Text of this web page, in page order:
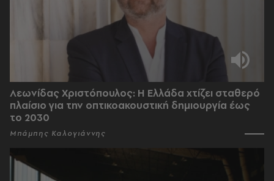
Λεωνίδας Χριστόπουλος: Η Ελλάδα χτίζει σταθερό
πλαίσιο για την οπτικοακουστική δημιουργία έως
το 2030
Μπάμπης Καλογιάννης